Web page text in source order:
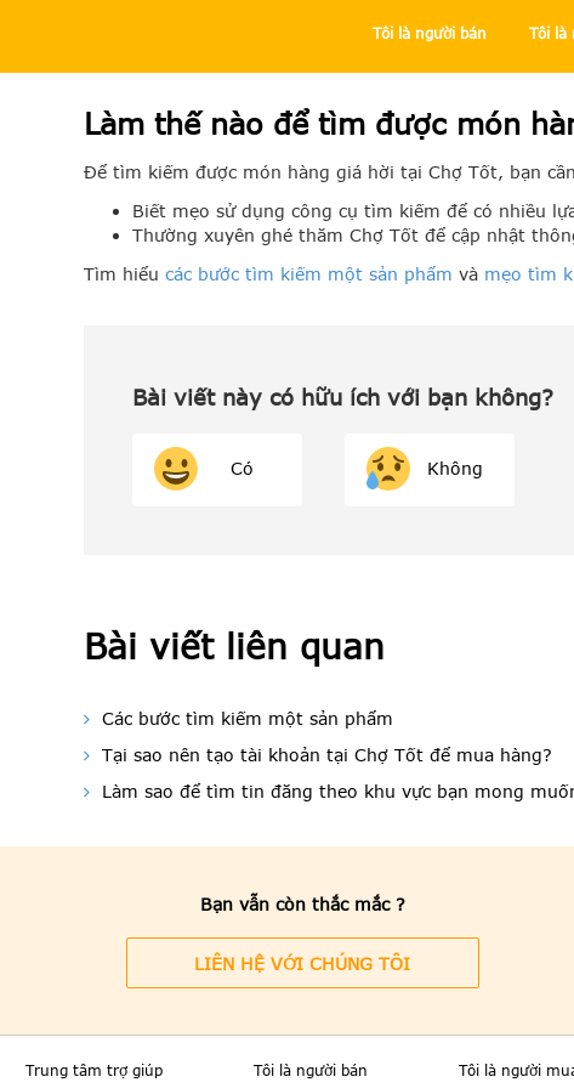
Tôi là người bán Tôi là
Làm thế nào để tìm được món
Để tìm kiếm được món hàng giá hời tại Chợ Tốt, bạn
Biết mẹo sử dụng công cụ tìm kiếm để có nhiều
Thường xuyên ghé thăm Chợ Tốt để cập nhật
Tìm hiểu các bước tìm kiếm một sản phẩm và mẹo tìm
Bài viết này có hữu ích với bạn không?
Có Không
Bài viết liên quan
Các bước tìm kiếm một sản phẩm
Tại sao nên tạo tài khoản tại Chợ Tốt để mua hàng?
Làm sao để tìm tin đăng theo khu vực bạn mong
Bạn vẫn còn thắc mắc ?
LIÊN HỆ VỚI CHÚNG TÔI
Trung tâm trợ giúp Tôi là người bán Tôi là người